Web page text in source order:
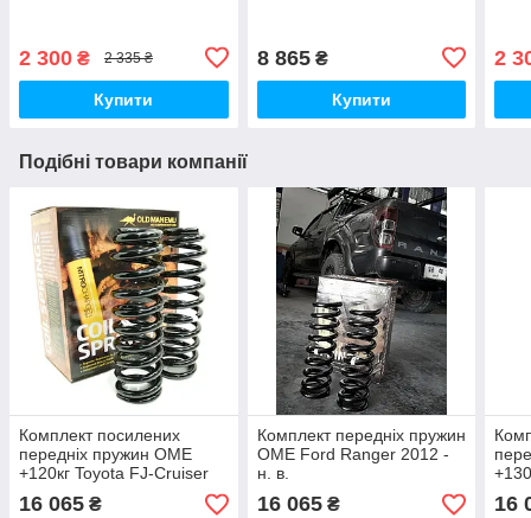
2 300 ₴ 2 335 ₴
Купити
8 865₴
Купити
2
Подібні товари компанії
Комплект посилених
передніх пружин OME
+120кг Toyota FJ-Cruiser
2011 - н. в. (OME2885)
16 065 ₴
Комплект передніх пружин
OME Ford Ranger 2012 -
н. в.
16 065₴ 16